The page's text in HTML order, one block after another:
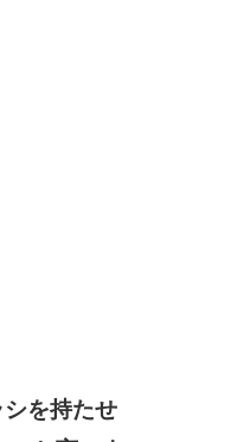
を持たせ